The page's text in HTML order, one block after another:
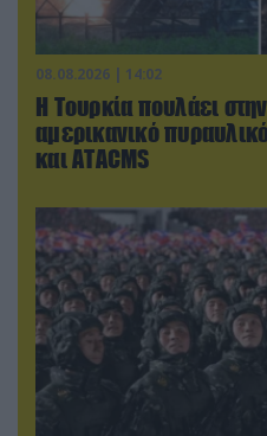
08.08.2026 | 14:02
Η Τουρκία πουλάει
αμερικανικό
και ΑΤΑCMS